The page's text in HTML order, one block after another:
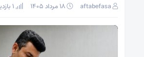
aftabefasa